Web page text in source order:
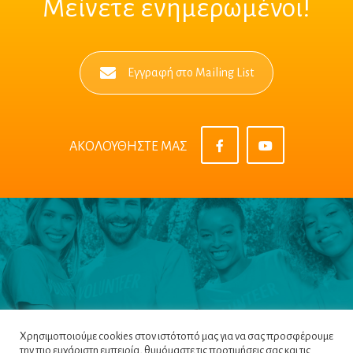
Μείνετε ενημερωμένοι!
Εγγραφή στο Mailing List
ΑΚΟΛΟΥΘΗΣΤΕ ΜΑΣ
Χρησιμοποιούμε cookies στον ιστότοπό μας για να σας προσφέρουμε
την πιο ευχάριστη εμπειρία, θυμόμαστε τις προτιμήσεις σας και τις